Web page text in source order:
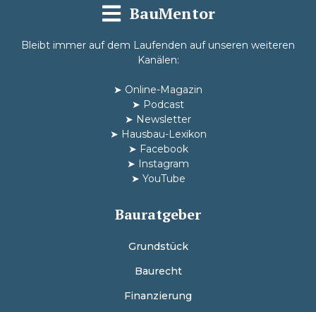
BauMentor
Bleibt immer auf dem Laufenden auf unseren weiteren
Kanälen:
➤ Online-Magazin
➤ Podcast
➤ Newsletter
➤ Hausbau-Lexikon
➤ Facebook
➤ Instagram
➤ YouTube
Bauratgeber
Grundstück
Baurecht
Finanzierung